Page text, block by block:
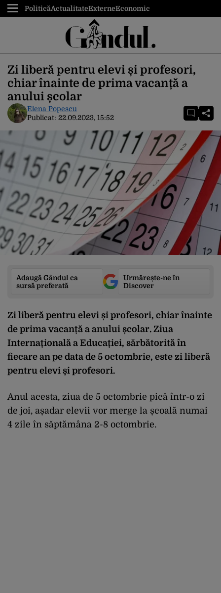
PoliticăActualitateExterneEconomic
Zi liberă pentru elevi și profesori,
chiar înainte de prima vacanță a
anului școlar
Elena Popescu
Publicat: 22.09.2023, 15:52
Adaugă Gândul ca
sursă preferată
Urmărește-ne în
Discover
Zi liberă pentru elevi și profesori, chiar înainte
de prima vacanță a anului școlar. Ziua
Internațională a Educației, sărbătorită în
fiecare an pe data de 5 octombrie, este zi liberă
pentru elevi și profesori.
Anul acesta, ziua de 5 octombrie pică într-o zi
de joi, așadar elevii vor merge la școală numai
4 zile în săptămâna 2-8 octombrie.